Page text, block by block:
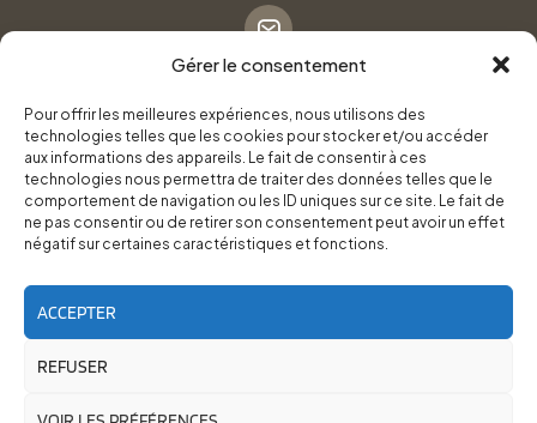
Gérer le consentement
Pour offrir les meilleures expériences, nous utilisons des
technologies telles que les cookies pour stocker et/ou accéder
aux informations des appareils. Le fait de consentir à ces
technologies nous permettra de traiter des données telles que le
comportement de navigation ou les ID uniques sur ce site. Le fait de
ne pas consentir ou de retirer son consentement peut avoir un effet
négatif sur certaines caractéristiques et fonctions.
ACCEPTER
REFUSER
Formulaire de contact
Pneus Services Loisirs - Garage Point S - 28 Bd Denfert
Rochereau, 38500 Voiron
RoadTrip Équipement/Pneus Services Loisirs - 2026